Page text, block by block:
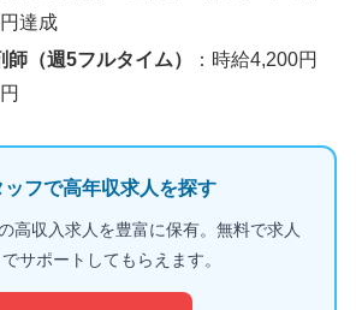
達成
（週5フルタイム）
：時給4,200円
ッフで高年収求人を探す
高収入求人を豊富に保有。無料で求人
サポートしてもらえます。